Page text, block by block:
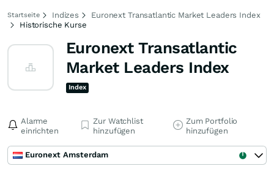
Startseite Indizes
Euronext Transatlantic Market Leaders Index
Historische Kurse
Euronext Transatlantic
Market Leaders Index
Index
Alarme
einrichten
Zur Watchlist
hinzufügen
Zum Portfolio
hinzufügen
Euronext Amsterdam